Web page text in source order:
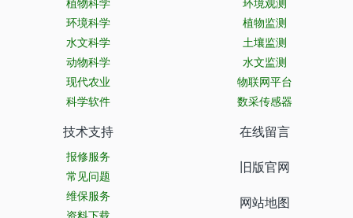
环境科学
水文科学
动物科学
现代农业
科学软件
植物监测
土壤监测
水文监测
物联网平台
数采传感器
技术支持
报修服务
常见问题
维保服务
在线留言
旧版官网
网站地图